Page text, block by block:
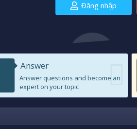
Đăng nhập
Answer
Answer questions and become an
expert on your topic